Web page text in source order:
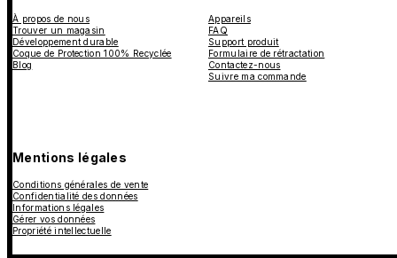
À propos de nous
Trouver un magasin
Développement durable
Coque de Protection 100% Recyclée
Blog
Appareils
FAQ
Support produit
Formulaire de rétractation
Contactez-nous
Suivre ma commande
Mentions légales
Conditions générales de vente
Confidentialité des données
Informations légales
Gérer vos données
Propriété intellectuelle